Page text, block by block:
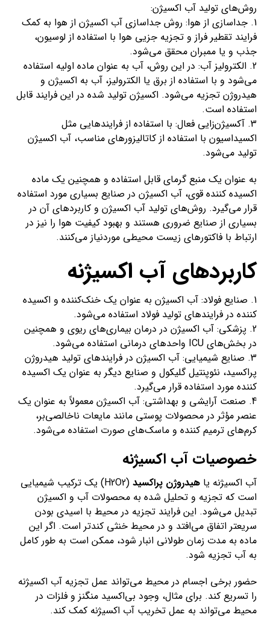
روش‌های تولید آب اکسیژن:
1. جداسازی از هوا: روش جداسازی آب اکسیژن از هوا به کمک
فرایند تقطیر فراز و تجزیه جزیی هوا با استفاده از لوسیون،
جذب و یا ممبران محقق می‌شود.
2. الکترولیز آب: در این روش، آب به عنوان ماده اولیه استفاده
می‌شود و با استفاده از برق یا الکترولیز، آب به اکسیژن و
هیدروژن تجزیه می‌شود. اکسیژن تولید شده در این فرایند قابل
استفاده است.
3. آکسیژن‌زایی فعال: با استفاده از فرایند‌هایی مثل
اکسیداسیون با استفاده از کاتالیزورهای مناسب، آب اکسیژن
تولید می‌شود.
به عنوان یک منبع گرمای قابل استفاده و همچنین یک ماده
اکسیده کننده قوی، آب اکسیژن در صنایع بسیاری مورد استفاده
قرار می‌گیرد. روش‌های تولید آب اکسیژن و کاربردهای آن در
بسیاری از صنایع ضروری هستند و بهبود کیفیت هوا را نیز در
ارتباط با فاکتورهای زیست محیطی موردنیاز می‌کنند.
کاربردهای آب اکسیژنه
1. صنایع فولاد: آب اکسیژن به عنوان یک خنک‌کننده و اکسیده
کننده در فرایندهای تولید فولاد استفاده می‌شود.
2. پزشکی: آب اکسیژن در درمان بیماری‌های ریوی و همچنین
در بخش‌های ICU واحدهای درمانی استفاده می‌شود.
3. صنایع شیمیایی: آب اکسیژن در فرایندهای تولید هیدروژن
پراکسید، نئوپنتیل گلیکول و صنایع دیگر به عنوان یک اکسیده
کننده مورد استفاده قرار می‌گیرد.
4. صنعت آرایشی و بهداشتی: آب اکسیژن معمولاً به عنوان یک
عنصر مؤثر در محصولات پوستی مانند مایعات ناخالصی‌بر،
کرم‌های ترمیم کننده و ماسک‌های صورت استفاده می‌شود.
خصوصیات آب اکسیژنه
آب اکسیژنه یاهیدروژن پراکسید
(H2O2) یک ترکیب شیمیایی
است که تجزیه و تحلیل شده به محصولات آب و اکسیژن
تبدیل می‌شود. این فرایند تجزیه در محیط با اسیدی بودن
سریعتر اتفاق می‌افتد و در محیط خنثی کندتر است. اگر این
ماده به مدت زمان طولانی انبار شود، ممکن است به طور کامل
به آب تجزیه شود.
حضور برخی اجسام در محیط می‌تواند عمل تجزیه آب اکسیژنه
را تسریع کند. برای مثال، وجود بی‌اکسید منگنز و فلزات در
محیط می‌تواند به عمل تخریب آب اکسیژنه کمک کند.